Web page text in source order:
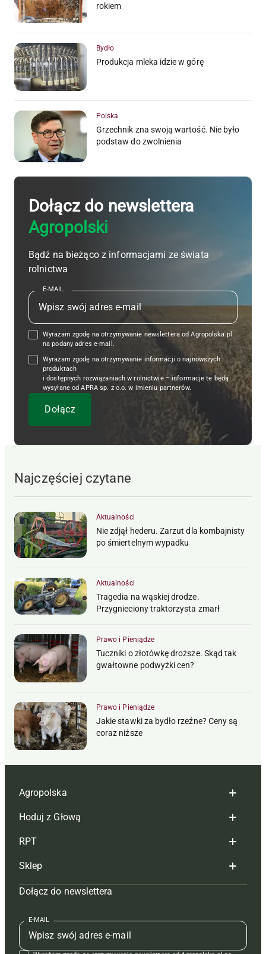
rokiem
Bydło
Produkcja mleka idzie w górę
Polska
Grzechnik zna swoją wartość. Nie było
podstaw do zwolnienia
Dołącz do newslettera
Agropolski
Bądź na bieżąco z informacjami ze świata
rolnictwa
E-MAIL
Wyrażam zgodę na otrzymywanie newslettera od Agropolska.pl
na podany adres e-mail.
Wyrażam zgodę na otrzymywanie informacji o najnowszych
produktach
i dostępnych rozwiązaniach w rolnictwie – informacje te będą
wysyłane od APRA sp. z o.o. w imieniu partnerów.
Najczęściej czytane
Aktualności
Nie zdjął hederu. Zarzut dla kombajnisty
po śmiertelnym wypadku
Aktualności
Tragedia na wąskiej drodze.
Przygnieciony traktorzysta zmarł
Prawo i Pieniądze
Tuczniki o złotówkę droższe. Skąd tak
gwałtowne podwyżki cen?
Prawo i Pieniądze
Jakie stawki za bydło rzeźne? Ceny są
coraz niższe
Agropolska
Redakcja
Reklama
Tagi
Mapa serwisu
Kontakt
Regulamin
Hoduj z Głową
Hoduj z głową bydło
Hoduj z głową świnie
Prenumerata
Redakcja
Kontakt
RPT
Redakcja
Prenumerata
Reklama
Kontakt
Sklep
Czasopisma i prenumerata
Książki
Regulamin
Dołącz do newslettera
E-MAIL